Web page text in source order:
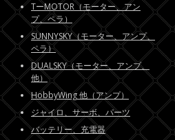
TーMOTOR（モーター、アン
プ、ペラ）
SUNNYSKY（モーター、アンプ、
ペラ）
DUALSKY（モーター、アンプ、
他）
HobbyWing 他（アンプ）
ジャイロ、サーボ、パーツ
バッテリー、充電器